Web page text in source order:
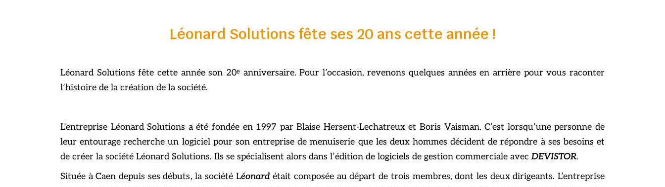
Léonard Solutions fête ses 20 ans cette année !
Léonard Solutions fête cette année son 20ᵉ anniversaire. Pour l’occasion, revenons quelques années en arrière pour vous raconter
l’histoire de la création de la société.
L’entreprise Léonard Solutions a été fondée en 1997 par Blaise Hersent-Lechatreux et Boris Vaisman. C’est lorsqu’une personne de
leur entourage recherche un logiciel pour son entreprise de menuiserie que les deux hommes décident de répondre à ses besoins et
de créer la société Léonard Solutions. Ils se spécialisent alors dans l’édition de logiciels de gestion commerciale avec DEVISTOR.
Située à Caen depuis ses débuts, la société Léonard était composée au départ de trois membres, dont les deux dirigeants. L’entreprise